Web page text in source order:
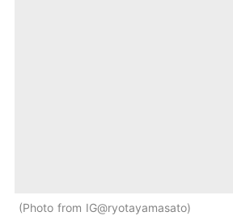
Photo from IG@ryotayamasato